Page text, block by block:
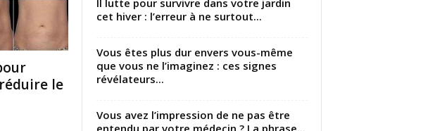
le
cet hiver : l’erreur à ne surtout...
Vous êtes plus dur envers vous-même
que vous ne l’imaginez : ces signes
révélateurs...
Vous avez l’impression de ne pas être
entendu par votre médecin ? La phrase...